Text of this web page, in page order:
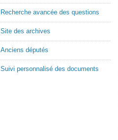
Recherche avancée des questions
Site des archives
Anciens députés
Suivi personnalisé des documents